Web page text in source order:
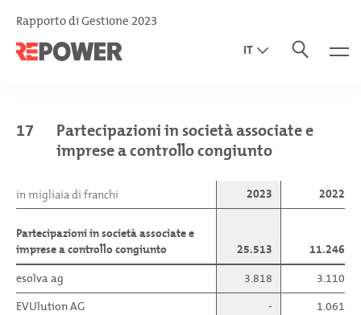
Rapporto di Gestione 2023
IT
17
Partecipazioni in società associate e
imprese a controllo congiunto
in migliaia di franchi 2023 2022
Partecipazioni in società associate e
imprese a controllo congiunto
25.513
11.246
esolva ag
3.818
3.110
EVUlution AG
-
1.061